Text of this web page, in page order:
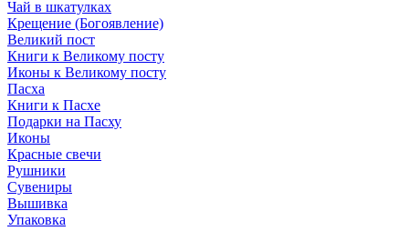
Чай в шкатулках
Крещение (Богоявление)
Великий пост
Книги к Великому посту
Иконы к Великому посту
Пасха
Книги к Пасхе
Подарки на Пасху
Иконы
Красные свечи
Рушники
Сувениры
Вышивка
Упаковка